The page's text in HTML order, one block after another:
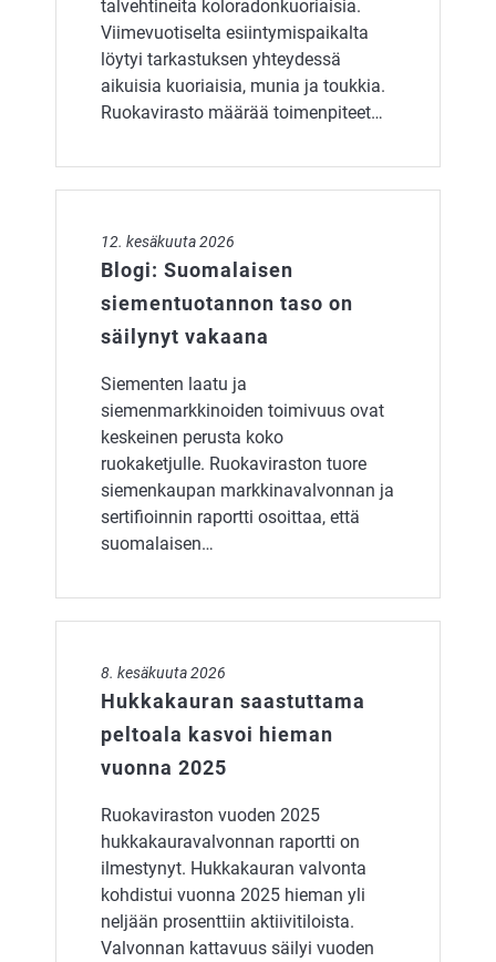
talvehtineita koloradonkuoriaisia.
Viimevuotiselta esiintymispaikalta
löytyi tarkastuksen yhteydessä
aikuisia kuoriaisia, munia ja toukkia.
Ruokavirasto määrää toimenpiteet…
12. kesäkuuta 2026
Blogi: Suomalaisen
siementuotannon taso on
säilynyt vakaana
Siementen laatu ja
siemenmarkkinoiden toimivuus ovat
keskeinen perusta koko
ruokaketjulle. Ruokaviraston tuore
siemenkaupan markkinavalvonnan ja
sertifioinnin raportti osoittaa, että
suomalaisen…
8. kesäkuuta 2026
Hukkakauran saastuttama
peltoala kasvoi hieman
vuonna 2025
Ruokaviraston vuoden 2025
hukkakauravalvonnan raportti on
ilmestynyt. Hukkakauran valvonta
kohdistui vuonna 2025 hieman yli
neljään prosenttiin aktiivitiloista.
Valvonnan kattavuus säilyi vuoden